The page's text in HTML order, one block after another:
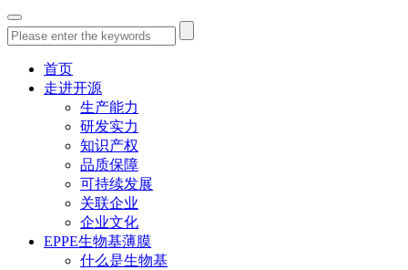
首页
走进开源
生产能力
研发实力
知识产权
品质保障
可持续发展
关联企业
企业文化
EPPE生物基薄膜
什么是生物基